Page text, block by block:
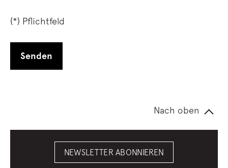
(*) Pflichtfeld
Nach oben
NEWSLETTER ABONNIEREN